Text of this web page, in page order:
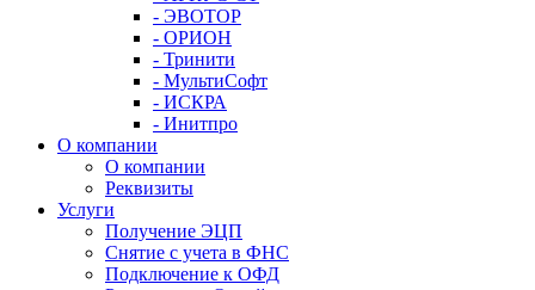
- ЭВОТОР
- ОРИОН
- Тринити
- МультиСофт
- ИСКРА
- Инитпро
О компании
О компании
Реквизиты
Услуги
Получение ЭЦП
Снятие с учета в ФНС
Подключение к ОФД